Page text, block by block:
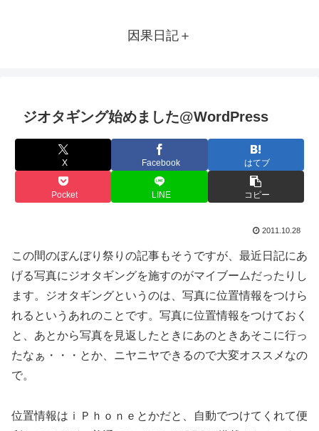
因果日記＋
ジオタギング始めました@WordPress
X Facebook はてブ
Pocket LINE コピー
2011.10.28
この間のぼんぼり祭りの記事もそうですが、最近日記にあ
げる写真にジオタギングを施すのがマイブームだったりし
ます。ジオタギングというのは、写真に位置情報をつけら
れるというあれのことです。写真に位置情報をつけておく
と、あとから写真を見返したときにあのときあそこに行っ
たなぁ・・・とか、ニヤニヤできるので大変オススメなの
で。
位置情報はｉＰｈｏｎｅとかだと、自動でつけてくれて便